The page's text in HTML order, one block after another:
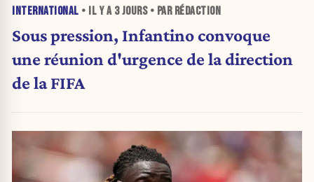
INTERNATIONAL • IL Y A 3 JOURS• PAR RÉDACTION
Sous pression, Infantino convoque
une réunion d'urgence de la direction
de la FIFA